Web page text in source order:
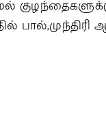
பால்,முந்திரி